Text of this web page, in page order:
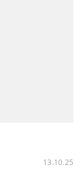
13.10.25